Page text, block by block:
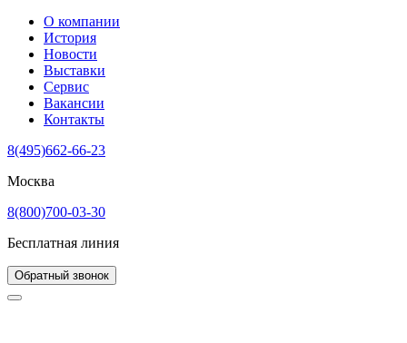
О компании
История
Новости
Выставки
Сервис
Вакансии
Контакты
8(495)662-66-23
Москва
8(800)700-03-30
Бесплатная линия
Обратный звонок